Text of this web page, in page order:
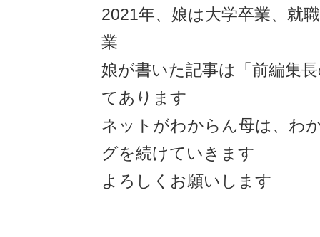
2021年、娘は大学卒業、就
業
娘が書いた記事は「前編集
てあります
ネットがわからん母は、わ
グを続けていきます
よろしくお願いします